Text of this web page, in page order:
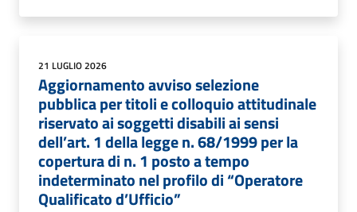
21 LUGLIO 2026
Aggiornamento avviso selezione
pubblica per titoli e colloquio attitudinale
riservato ai soggetti disabili ai sensi
dell’art. 1 della legge n. 68/1999 per la
copertura di n. 1 posto a tempo
indeterminato nel profilo di “Operatore
Qualificato d’Ufficio”